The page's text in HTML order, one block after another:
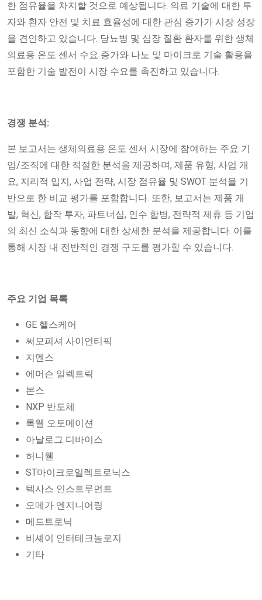
한 점유율을 차지할 것으로 예상됩니다. 의료 기술에 대한 투
자와 환자 안전 및 치료 효율성에 대한 관심 증가가 시장 성장
을 견인하고 있습니다. 당뇨병 및 심장 질환 환자를 위한 생체
의료용 온도 센서 수요 증가와 나노 및 마이크로 기술 활용을
포함한 기술 발전이 시장 수요를 촉진하고 있습니다.
경쟁 분석:
본 보고서는 생체의료용 온도 센서 시장에 참여하는 주요 기
업/조직에 대한 적절한 분석을 제공하며, 제품 유형, 사업 개
요, 지리적 입지, 사업 전략, 시장 점유율 및 SWOT 분석을 기
반으로 한 비교 평가를 포함합니다. 또한, 보고서는 제품 개
발, 혁신, 합작 투자, 파트너십, 인수 합병, 전략적 제휴 등 기업
의 최신 소식과 동향에 대한 상세한 분석을 제공합니다. 이를
통해 시장 내 전반적인 경쟁 구도를 평가할 수 있습니다.
주요 기업 목록
GE 헬스케어
써모피셔 사이언티픽
지멘스
에머슨 일렉트릭
본스
NXP 반도체
록웰 오토메이션
아날로그 디바이스
허니웰
ST마이크로일렉트로닉스
텍사스 인스트루먼트
오메가 엔지니어링
메드트로닉
비셰이 인터테크놀로지
기타